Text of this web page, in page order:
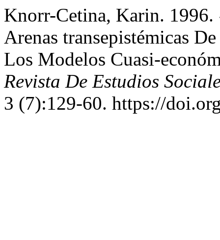
Knorr-Cetina, Karin. 1996.
Arenas transepistémicas
Los Modelos Cuasi-
Revista De Estudios
3 (7):129-60. https://